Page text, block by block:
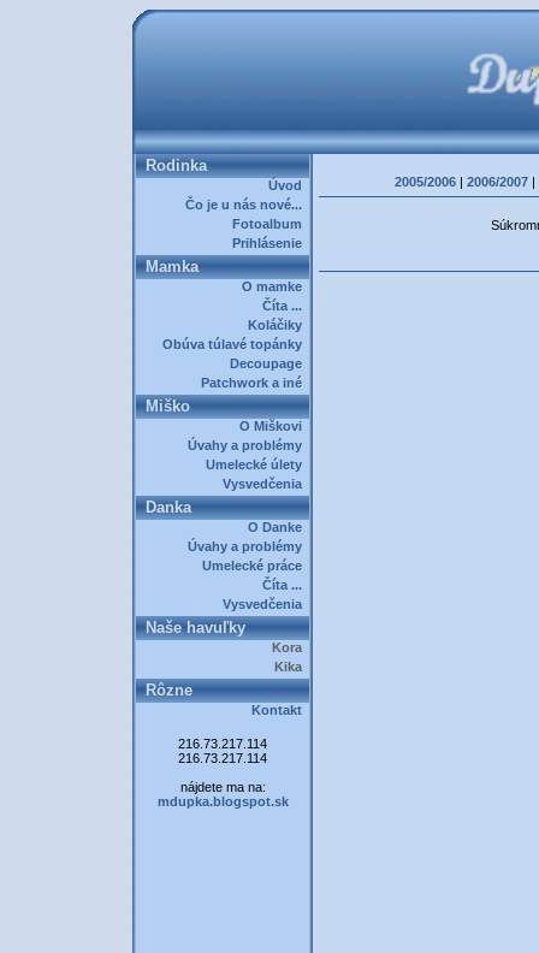
Rodinka
Úvod
Čo je u nás nové...
Fotoalbum
Prihlásenie
Mamka
O mamke
Číta ...
Koláčiky
Obúva túlavé topánky
Decoupage
Patchwork a iné
Miško
O Miškovi
Úvahy a problémy
Umelecké úlety
Vysvedčenia
Danka
O Danke
Úvahy a problémy
Umelecké práce
Číta ...
Vysvedčenia
Naše havuľky
Kora
Kika
Rôzne
Kontakt
216.73.217.114
216.73.217.114
nájdete ma na:
mdupka.blogspot.sk
2005/2006 | 2006/2007 |